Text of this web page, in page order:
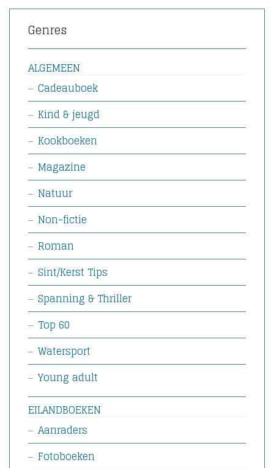
Genres
ALGEMEEN
Cadeauboek
Kind & jeugd
Kookboeken
Magazine
Natuur
Non-fictie
Roman
Sint/Kerst Tips
Spanning & Thriller
Top 60
Watersport
Young adult
EILANDBOEKEN
Aanraders
Fotoboeken